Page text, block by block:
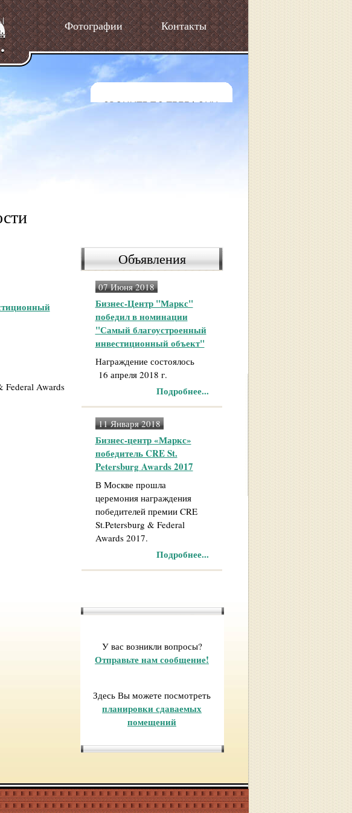
Фотографии Контакты
Federal Awards
Объявления
07 Июня 2018
Бизнес-Центр "Маркс"
победил в номинации
"Самый благоустроенный
инвестиционный объект"
Награждение состоялось
16 апреля 2018 г.
Подробнее...
11 Января 2018
Бизнес-центр «Маркс»
победитель CRE St.
Petersburg Awards 2017
В Москве прошла
церемония награждения
победителей премии CRE
St.Petersburg & Federal
Awards 2017.
Подробнее...
У вас возникли вопросы?
Отправьте нам сообщение!
Здесь Вы можете посмотреть
планировки сдаваемых
помещений